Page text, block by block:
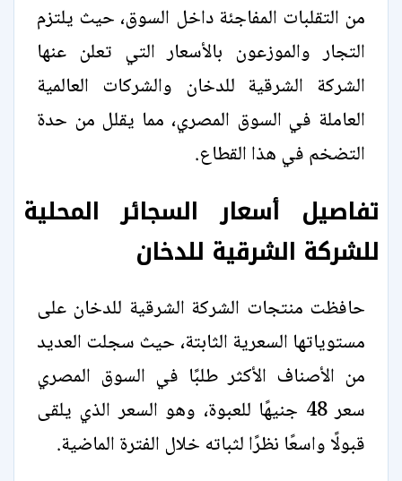
من التقلبات المفاجئة داخل السوق، حيث يلتزم
التجار والموزعون بالأسعار التي تعلن عنها
الشركة الشرقية للدخان والشركات العالمية
العاملة في السوق المصري، مما يقلل من حدة
التضخم في هذا القطاع.
تفاصيل أسعار السجائر المحلية
للشركة الشرقية للدخان
حافظت منتجات الشركة الشرقية للدخان على
مستوياتها السعرية الثابتة، حيث سجلت العديد
من الأصناف الأكثر طلبًا في السوق المصري
سعر 48 جنيهًا للعبوة، وهو السعر الذي يلقى
قبولًا واسعًا نظرًا لثباته خلال الفترة الماضية.